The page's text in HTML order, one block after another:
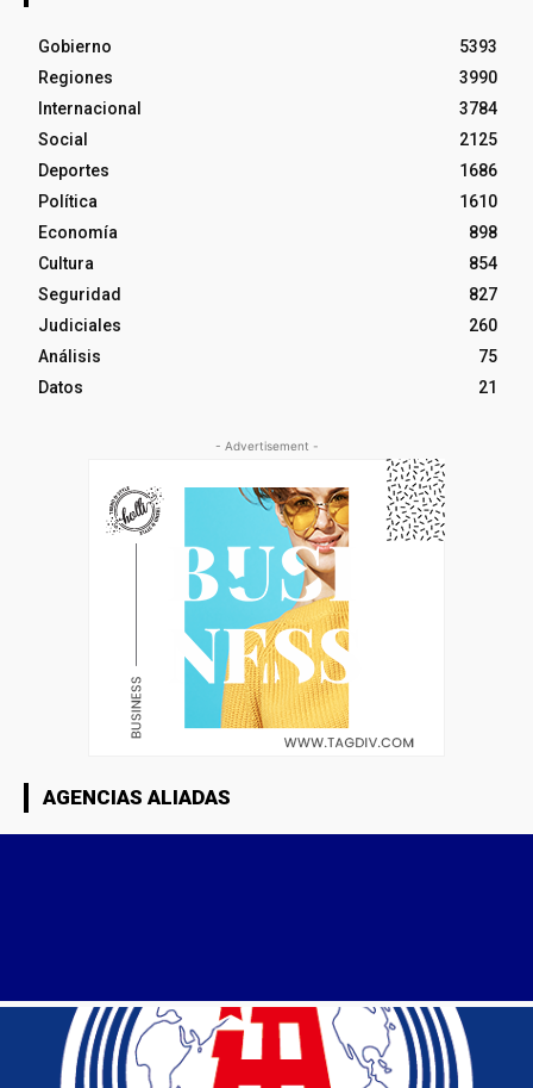
Gobierno
5393
Regiones
3990
Internacional
3784
Social
2125
Deportes
1686
Política
1610
Economía
898
Cultura
854
Seguridad
827
Judiciales
260
Análisis
75
Datos
21
- Advertisement -
AGENCIAS ALIADAS